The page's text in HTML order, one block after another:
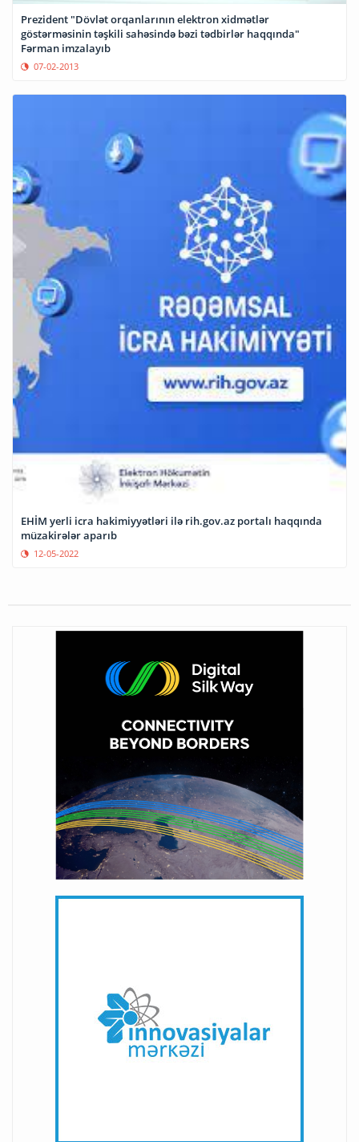
Prezident "Dövlət orqanlarının elektron xidmətlər
göstərməsinin təşkili sahəsində bəzi tədbirlər haqqında"
Fərman imzalayıb
07-02-2013
EHİM yerli icra hakimiyyətləri ilə rih.gov.az portalı haqqında
müzakirələr aparıb
12-05-2022